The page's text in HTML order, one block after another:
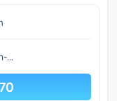
...